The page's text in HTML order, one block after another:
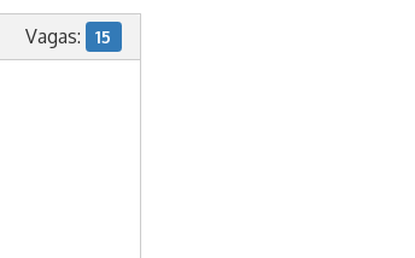
Vagas: 15